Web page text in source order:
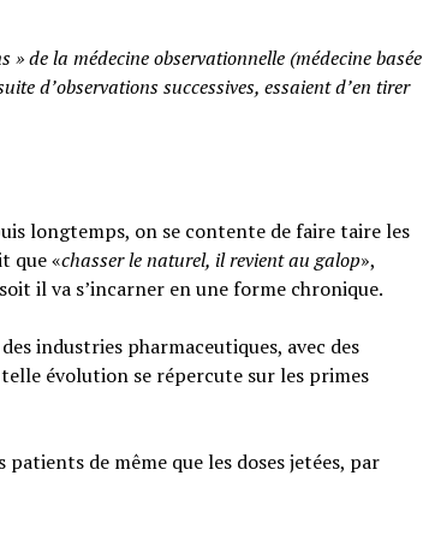
» de la médecine observationnelle (médecine basée
d’observations successives, essaient d’en tirer
longtemps, on se contente de faire taire les
que «chasser le naturel, il revient au galop»,
il va s’incarner en une forme chronique.
industries pharmaceutiques, avec des
évolution se répercute sur les primes
de même que les doses jetées, par